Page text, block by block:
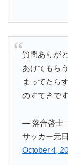
質問ありが
あけてもら
まってたら
のすてきです
— 落合啓士
サッカー元
October 4,